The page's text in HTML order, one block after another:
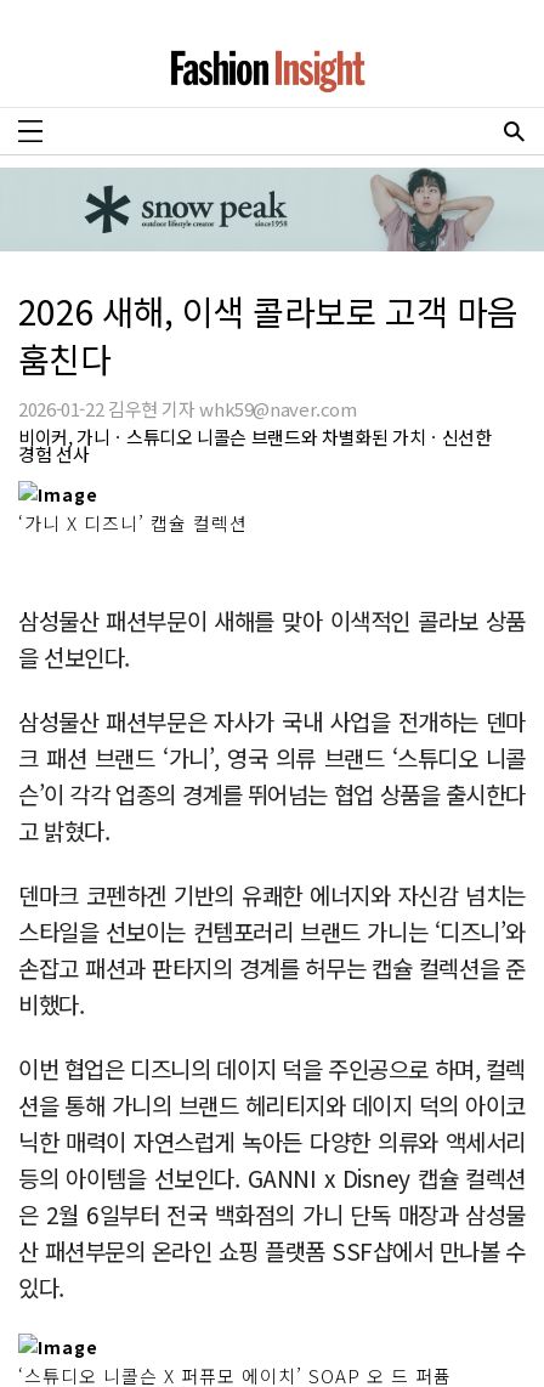
2026 새해, 이색 콜라보로 고객 마음
훔친다
2026-01-22 김우현 기자 whk59@naver.com
비이커, 가니ㆍ스튜디오 니콜슨 브랜드와 차별화된 가치ㆍ신선한
경험 선사
‘가니 X 디즈니’ 캡슐 컬렉션
삼성물산 패션부문이 새해를 맞아 이색적인 콜라보 상품
을 선보인다.
삼성물산 패션부문은 자사가 국내 사업을 전개하는 덴마
크 패션 브랜드 ‘가니’, 영국 의류 브랜드 ‘스튜디오 니콜
슨’이 각각 업종의 경계를 뛰어넘는 협업 상품을 출시한다
고 밝혔다.
덴마크 코펜하겐 기반의 유쾌한 에너지와 자신감 넘치는
스타일을 선보이는 컨템포러리 브랜드 가니는 ‘디즈니’와
손잡고 패션과 판타지의 경계를 허무는 캡슐 컬렉션을 준
비했다.
이번 협업은 디즈니의 데이지 덕을 주인공으로 하며, 컬렉
션을 통해 가니의 브랜드 헤리티지와 데이지 덕의 아이코
닉한 매력이 자연스럽게 녹아든 다양한 의류와 액세서리
등의 아이템을 선보인다. GANNI x Disney 캡슐 컬렉션
은 2월 6일부터 전국 백화점의 가니 단독 매장과 삼성물
산 패션부문의 온라인 쇼핑 플랫폼 SSF샵에서 만나볼 수
있다.
‘스튜디오 니콜슨 X 퍼퓨모 에이치’ SOAP 오 드 퍼퓸